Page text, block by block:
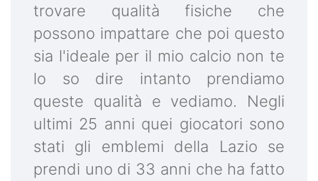
trovare qualità fisiche che
possono impattare che poi questo
sia l'ideale per il mio calcio non te
lo so dire intanto prendiamo
queste qualità e vediamo. Negli
ultimi 25 anni quei giocatori sono
stati gli emblemi della Lazio se
prendi uno di 33 anni che ha fatto